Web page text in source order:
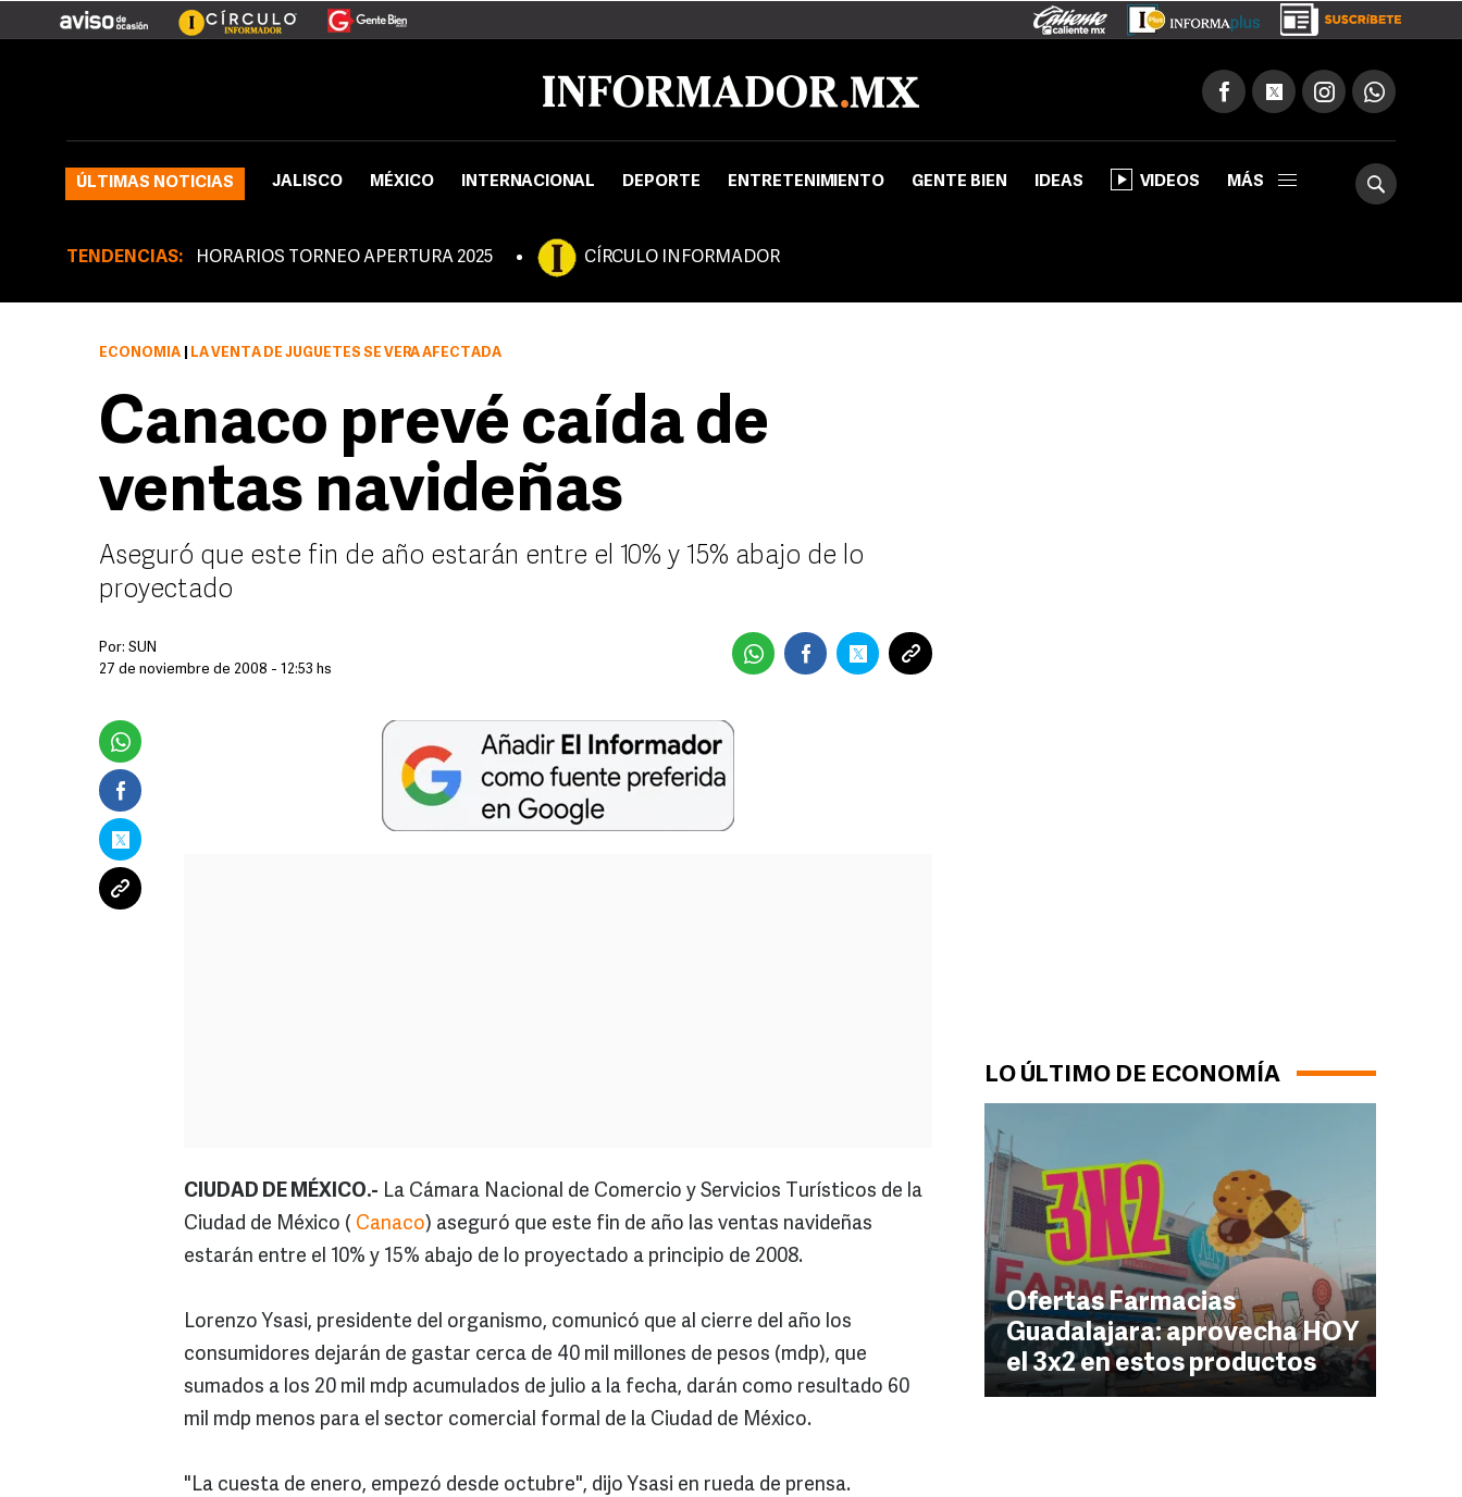
ÚLTIMAS NOTICIAS JALISCO MÉXICO INTERNACIONAL DEPORTE ENTRETENIMIENTO GENTE BIEN IDEAS VIDEOS MÁS
TENDENCIAS: HORARIOS TORNEO APERTURA 2025 CÍRCULO INFORMADOR
LO ÚLTIMO DE ECONOMÍA
Ofertas Farmacias
Guadalajara: aprovecha HOY
el 3x2 en estos productos
ECONOMÍA LA VENTA DE JUGUETES SE VERÁ AFECTADA
Canaco prevé caída de
ventas navideñas
Aseguró que este fin de año estarán entre el 10% y 15% abajo de lo
proyectado
Por: SUN
27 de noviembre de 2008 - 12:53 hs
CIUDAD DE MÉXICO.- La Cámara Nacional de Comercio y Servicios Turísticos de la
Ciudad de México ( Canaco) aseguró que este fin de año las ventas navideñas
estarán entre el 10% y 15% abajo de lo proyectado a principio de 2008.
Lorenzo Ysasi, presidente del organismo, comunicó que al cierre del año los
consumidores dejarán de gastar cerca de 40 mil millones de pesos (mdp), que
sumados a los 20 mil mdp acumulados de julio a la fecha, darán como resultado 60
mil mdp menos para el sector comercial formal de la Ciudad de México.
"La cuesta de enero, empezó desde octubre", dijo Ysasi en rueda de prensa.